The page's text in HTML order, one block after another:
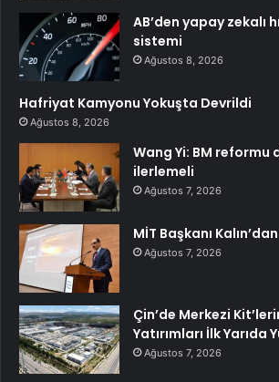
AB’den yapay zekalı
sistemi
Ağustos 8, 2026
Hafriyat Kamyonu Yokuşta Devrildi
Ağustos 8, 2026
Wang Yi: BM reformu
ilerlemeli
Ağustos 7, 2026
MİT Başkanı
Ağustos 7, 2026
Çin’de Merkezi
Yatırımları İlk Yarıda
Ağustos 7, 2026